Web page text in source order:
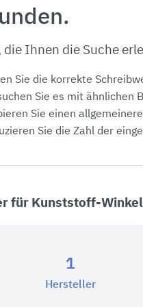
die Ihnen die Suche
Sie die korrekte
Sie es mit ähnlichen
Sie einen
Sie die Zahl der
für Kunststoff-
1
Hersteller